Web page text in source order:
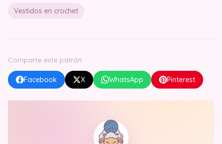
Vestidos en crochet
Comparte este patrón
Facebook X WhatsApp Pinterest